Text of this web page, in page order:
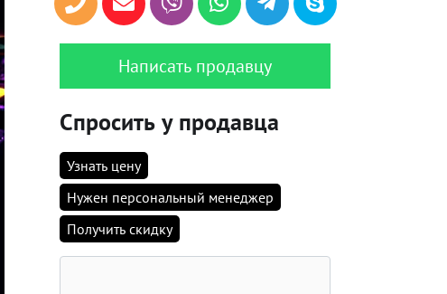
Написать продавцу
Спросить у продавца
Узнать цену
Нужен персональный менеджер
Получить скидку